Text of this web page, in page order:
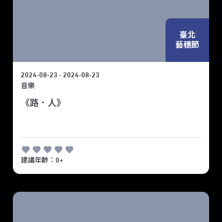
臺北
藝穗節
2024-08-23 - 2024-08-23
音樂
《路．人》
建議年齡：0+